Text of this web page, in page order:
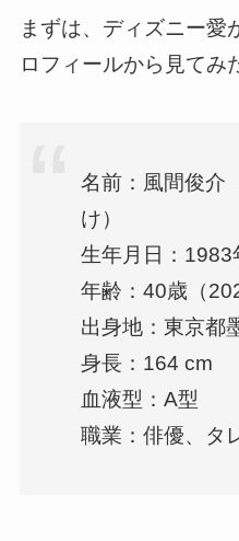
まずは、ディズニー愛
ロフィールから見てみ
名前：風間俊介
け）
生年月日：1983
年齢：40歳（
出身地：東京都
身長：164 cm
血液型：A型
職業：俳優、タ